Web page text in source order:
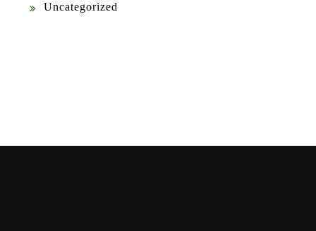
Uncategorized